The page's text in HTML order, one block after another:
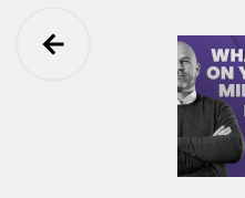
Ga terug